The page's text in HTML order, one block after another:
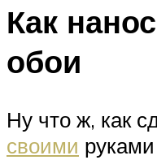
Как
обои
Ну что ж, как
своими